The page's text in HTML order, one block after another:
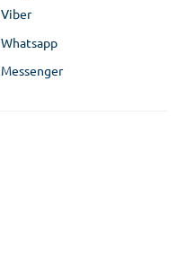
Viber
Whatsapp
Messenger